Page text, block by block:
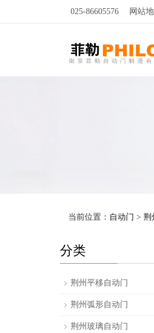
025-86605576 网站
当前位置： 自动门 > 荆
分类
荆州平移自动门
荆州弧形自动门
荆州玻璃自动门